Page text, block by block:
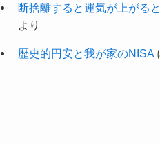
断捨離すると運気が上がる
より
歴史的円安と我が家のNISA